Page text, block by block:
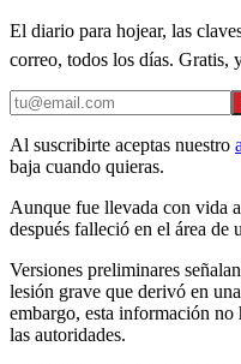
El diario para hojear, las
correo, todos los días. Gratis,
Al suscribirte aceptas nuestro
baja cuando quieras.
Aunque fue llevada con vida
después falleció en el área de
Versiones preliminares
lesión grave que derivó en
embargo, esta información
las autoridades.